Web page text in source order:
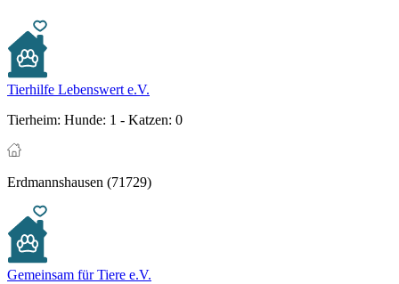
Tierhilfe Lebenswert e.V.
Tierheim: Hunde: 1 - Katzen: 0
Erdmannshausen (71729)
Gemeinsam für Tiere e.V.